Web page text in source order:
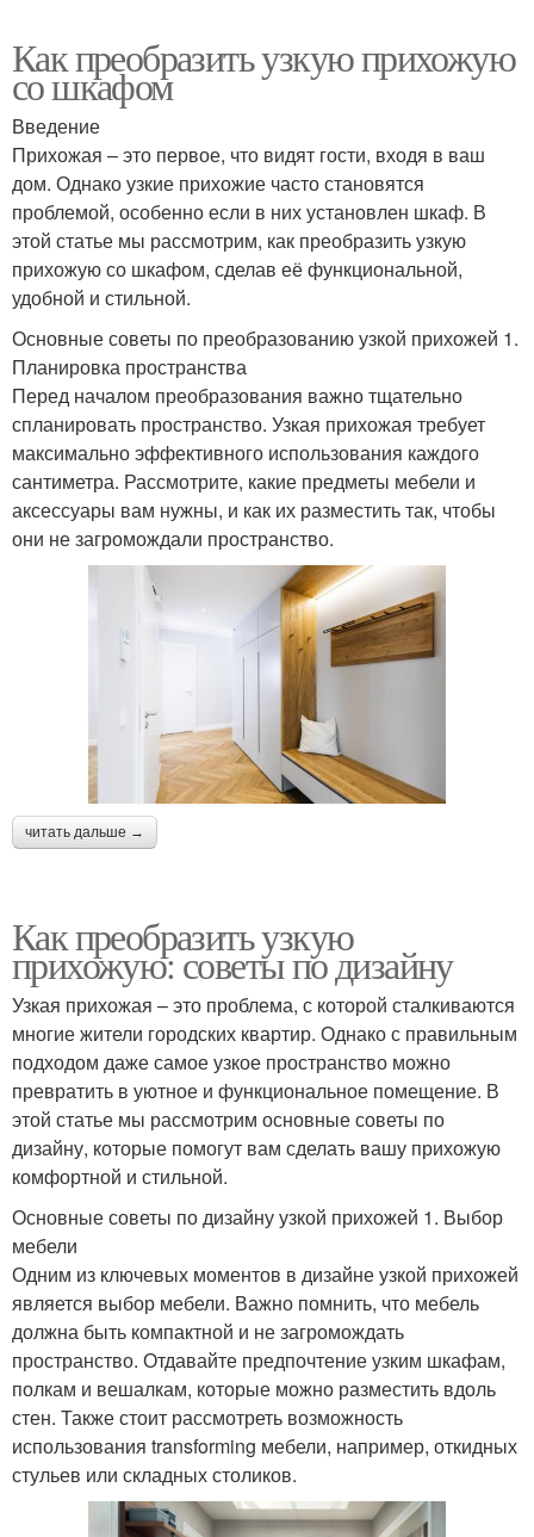
Как преобразить узкую прихожую
со шкафом
Введение
Прихожая – это первое, что видят гости, входя в ваш
дом. Однако узкие прихожие часто становятся
проблемой, особенно если в них установлен шкаф. В
этой статье мы рассмотрим, как преобразить узкую
прихожую со шкафом, сделав её функциональной,
удобной и стильной.
Основные советы по преобразованию узкой прихожей 1.
Планировка пространства
Перед началом преобразования важно тщательно
спланировать пространство. Узкая прихожая требует
максимально эффективного использования каждого
сантиметра. Рассмотрите, какие предметы мебели и
аксессуары вам нужны, и как их разместить так, чтобы
они не загромождали пространство.
читать дальше →
Как преобразить узкую
прихожую: советы по дизайну
Узкая прихожая – это проблема, с которой сталкиваются
многие жители городских квартир. Однако с правильным
подходом даже самое узкое пространство можно
превратить в уютное и функциональное помещение. В
этой статье мы рассмотрим основные советы по
дизайну, которые помогут вам сделать вашу прихожую
комфортной и стильной.
Основные советы по дизайну узкой прихожей 1. Выбор
мебели
Одним из ключевых моментов в дизайне узкой прихожей
является выбор мебели. Важно помнить, что мебель
должна быть компактной и не загромождать
пространство. Отдавайте предпочтение узким шкафам,
полкам и вешалкам, которые можно разместить вдоль
стен. Также стоит рассмотреть возможность
использования transforming мебели, например, откидных
стульев или складных столиков.